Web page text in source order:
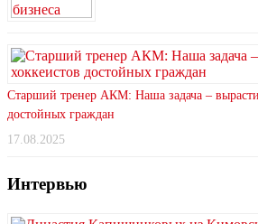
Старший тренер АКМ: Наша задача –
достойных граждан
17.08.2025
Интервью